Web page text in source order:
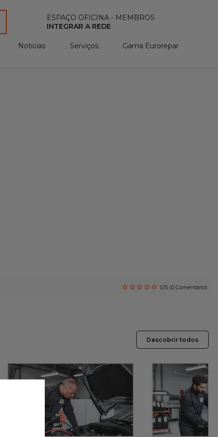
ESPAÇO OFICINA - MEMBROS
INTEGRAR A REDE
Noticias Serviços Gama Eurorepar
0/5 (0 Comentário)
Descobrir todos